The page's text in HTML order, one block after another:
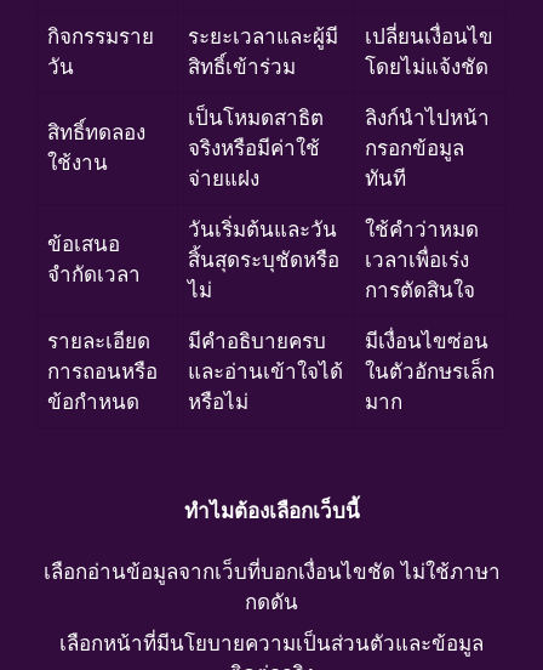
กิจกรรมราย
วัน
ระยะเวลาและผู้มี
สิทธิ์เข้าร่วม
เปลี่ยนเงื่อนไข
โดยไม่แจ้งชัด
สิทธิ์ทดลอง
ใช้งาน
เป็นโหมดสาธิต
จริงหรือมีค่าใช้
จ่ายแฝง
ลิงก์นำไปหน้า
กรอกข้อมูล
ทันที
ข้อเสนอ
จำกัดเวลา
วันเริ่มต้นและวัน
สิ้นสุดระบุชัดหรือ
ไม่
ใช้คำว่าหมด
เวลาเพื่อเร่ง
การตัดสินใจ
รายละเอียด
การถอนหรือ
ข้อกำหนด
มีคำอธิบายครบ
และอ่านเข้าใจได้
หรือไม่
มีเงื่อนไขซ่อน
ในตัวอักษรเล็ก
มาก
ทำไมต้องเลือกเว็บนี้
เลือกอ่านข้อมูลจากเว็บที่บอกเงื่อนไขชัด ไม่ใช้ภาษา
กดดัน
เลือกหน้าที่มีนโยบายความเป็นส่วนตัวและข้อมูล